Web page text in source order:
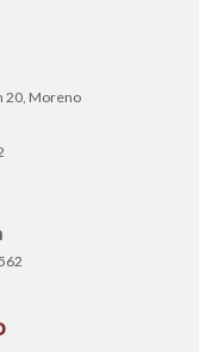
20, Moreno